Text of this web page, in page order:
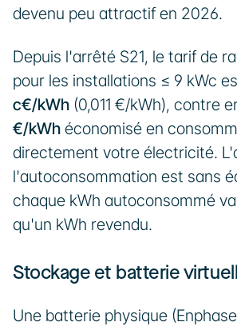
devenu peu attractif en 2026.
Depuis l'arrêté S21, le tarif de
pour les installations ≤ 9 kWc
c€/kWh (0,011 €/kWh), contre
€/kWh économisé en
directement votre électricité.
l'autoconsommation est sans
chaque kWh autoconsommé
qu'un kWh revendu.
Stockage et batterie
Une batterie physique